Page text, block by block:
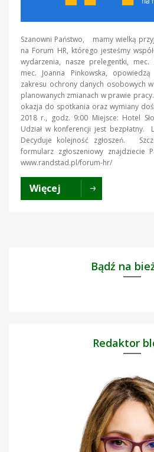
Szanowni Państwo, mamy wielką
na Forum HR, którego jesteśmy
wydarzenia, nasze prelegentki, mec.
mec. Joanna Pinkowska,
zakresu ochrony danych osobowych
planowanych zmianach w prawie
okazja do spotkania oraz wymiany
2018 r., godz. 9:00 Miejsce: Hotel
Udział w konferencji jest bezpłatny.
Decyduje kolejność zgłoszeń.
formularz zgłoszeniowy znajdziecie
www.randstad.pl/forum-hr/
Więcej
Bądź na
Redaktor